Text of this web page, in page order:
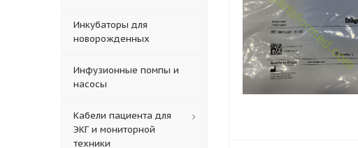
Инкубаторы для
новорожденных
Инфузионные помпы и
насосы
Кабели пациента для
ЭКГ и мониторной
техники